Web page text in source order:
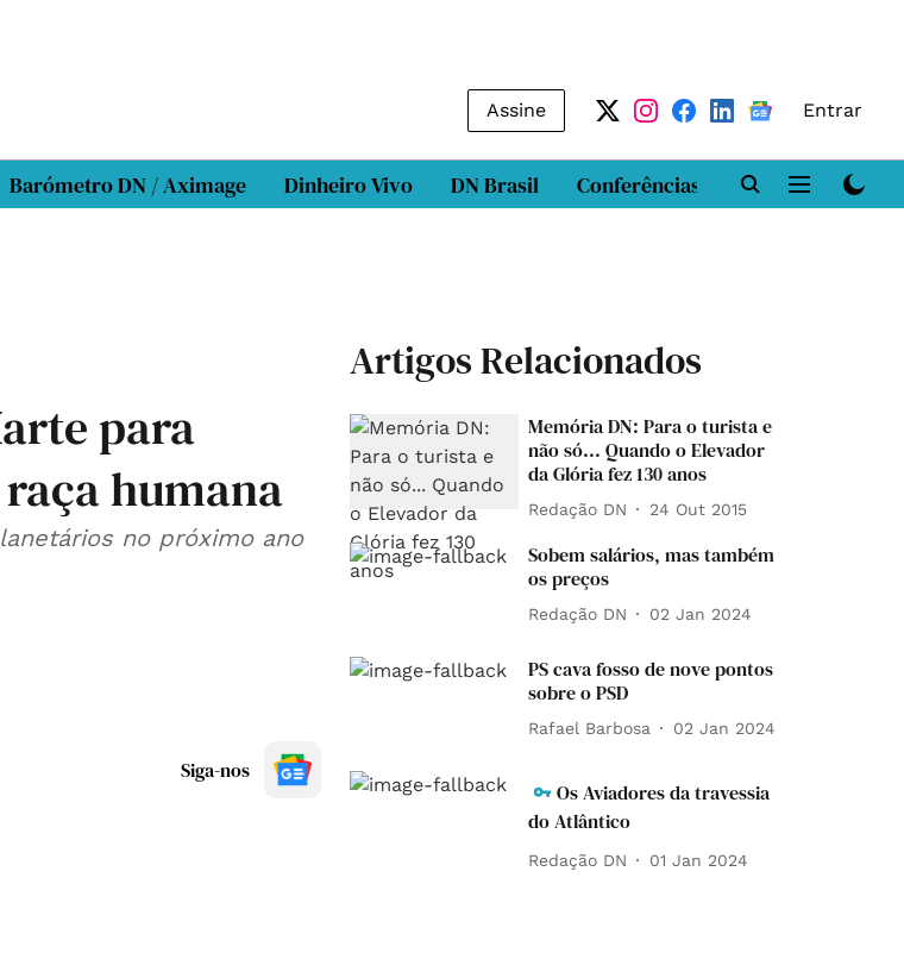
Assine Entrar
Barómetro DN / Aximage Dinheiro Vivo DN Brasil Conferências DN LAB
para
humana
no próximo ano
Siga-nos
Artigos Relacionados
Memória DN: Para o turista e
não só... Quando o Elevador
da Glória fez 130 anos
Redação DN 24 Out 2015
Sobem salários, mas também
os preços
Redação DN 02 Jan 2024
PS cava fosso de nove pontos
sobre o PSD
Rafael Barbosa 02 Jan 2024
Os Aviadores da travessia
do Atlântico
Redação DN 01 Jan 2024